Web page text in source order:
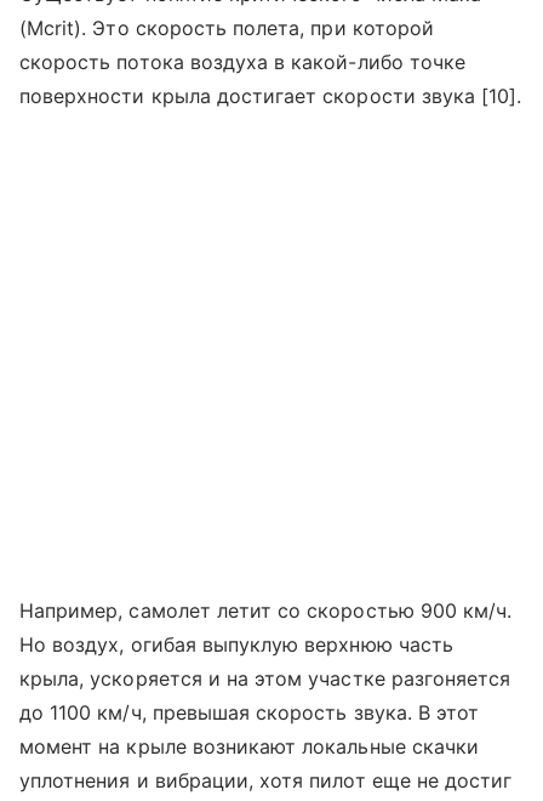
(Mcrit). Это скорость полета, при которой
скорость потока воздуха в какой-либо точке
поверхности крыла достигает скорости звука [10].
Например, самолет летит со скоростью 900 км/ч.
Но воздух, огибая выпуклую верхнюю часть
крыла, ускоряется и на этом участке разгоняется
до 1100 км/ч, превышая скорость звука. В этот
момент на крыле возникают локальные скачки
уплотнения и вибрации, хотя пилот еще не достиг